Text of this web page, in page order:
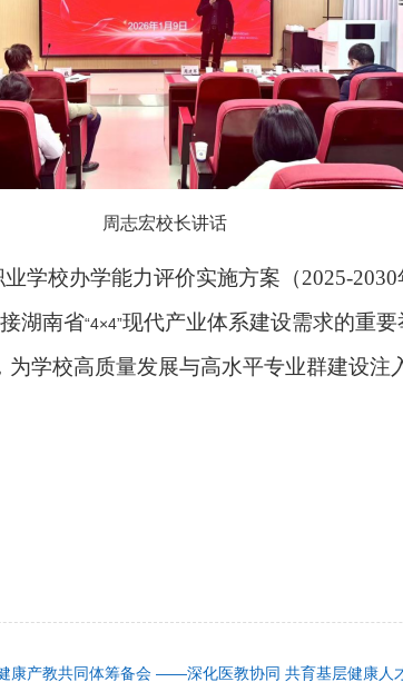
周志宏校长讲话
学校办学能力评价实施方案（2025-
湖南省“4×4”现代产业体系建设需求的重
学校高质量发展与高水平专业群建设注
康产教共同体筹备会 ——深化医教协同 共育基层健康人